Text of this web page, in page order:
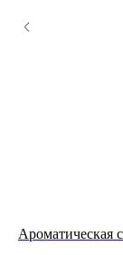
Ароматическая